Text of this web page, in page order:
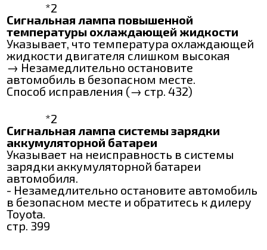
*2
Сигнальная лампа повышенной
температуры охлаждающей жидкости
Указывает, что температура охлаждающей
жидкости двигателя слишком высокая
→ Незамедлительно остановите
автомобиль в безопасном месте.
Способ исправления (→ стр. 432)
*2
Сигнальная лампа системы зарядки
аккумуляторной батареи
Указывает на неисправность в системы
зарядки аккумуляторной батареи
автомобиля.
- Незамедлительно остановите автомобиль
в безопасном месте и обратитесь к дилеру
Toyota.
стр. 399